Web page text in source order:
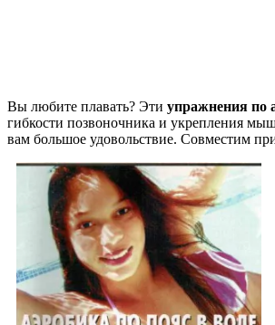
Вы любите плавать? Эти упражнения по
гибкости позвоночника и укрепления
вам большое удовольствие. Совместим